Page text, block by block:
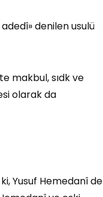
denilen usulü
makbul, sıdk ve
olarak da
Yusuf Hemedanî de